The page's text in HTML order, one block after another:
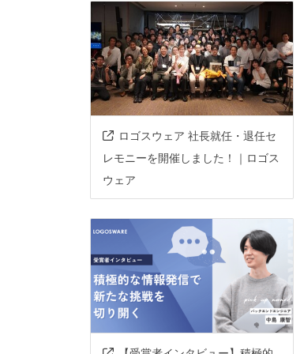
フレームワーク react
データベース
プロジェクト管理 backlog
その他 ubuntu
figma
ロゴスウェア 社長就任・退任セ
レモニーを開催しました！｜ロゴス
ウェア